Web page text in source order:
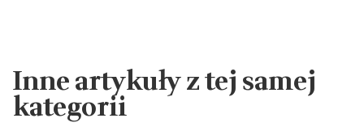
Inne artykuły z tej samej
kategorii